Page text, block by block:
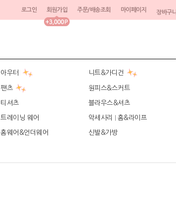
로그인 회원가입 주문/배송조회 마이페이지 장바구니
아우터 니트&가디건
팬츠 원피스&스커트
티셔츠 블라우스&셔츠
트레이닝 웨어 악세사리 홈&라이프
홈웨어&언더웨어 신발&가방